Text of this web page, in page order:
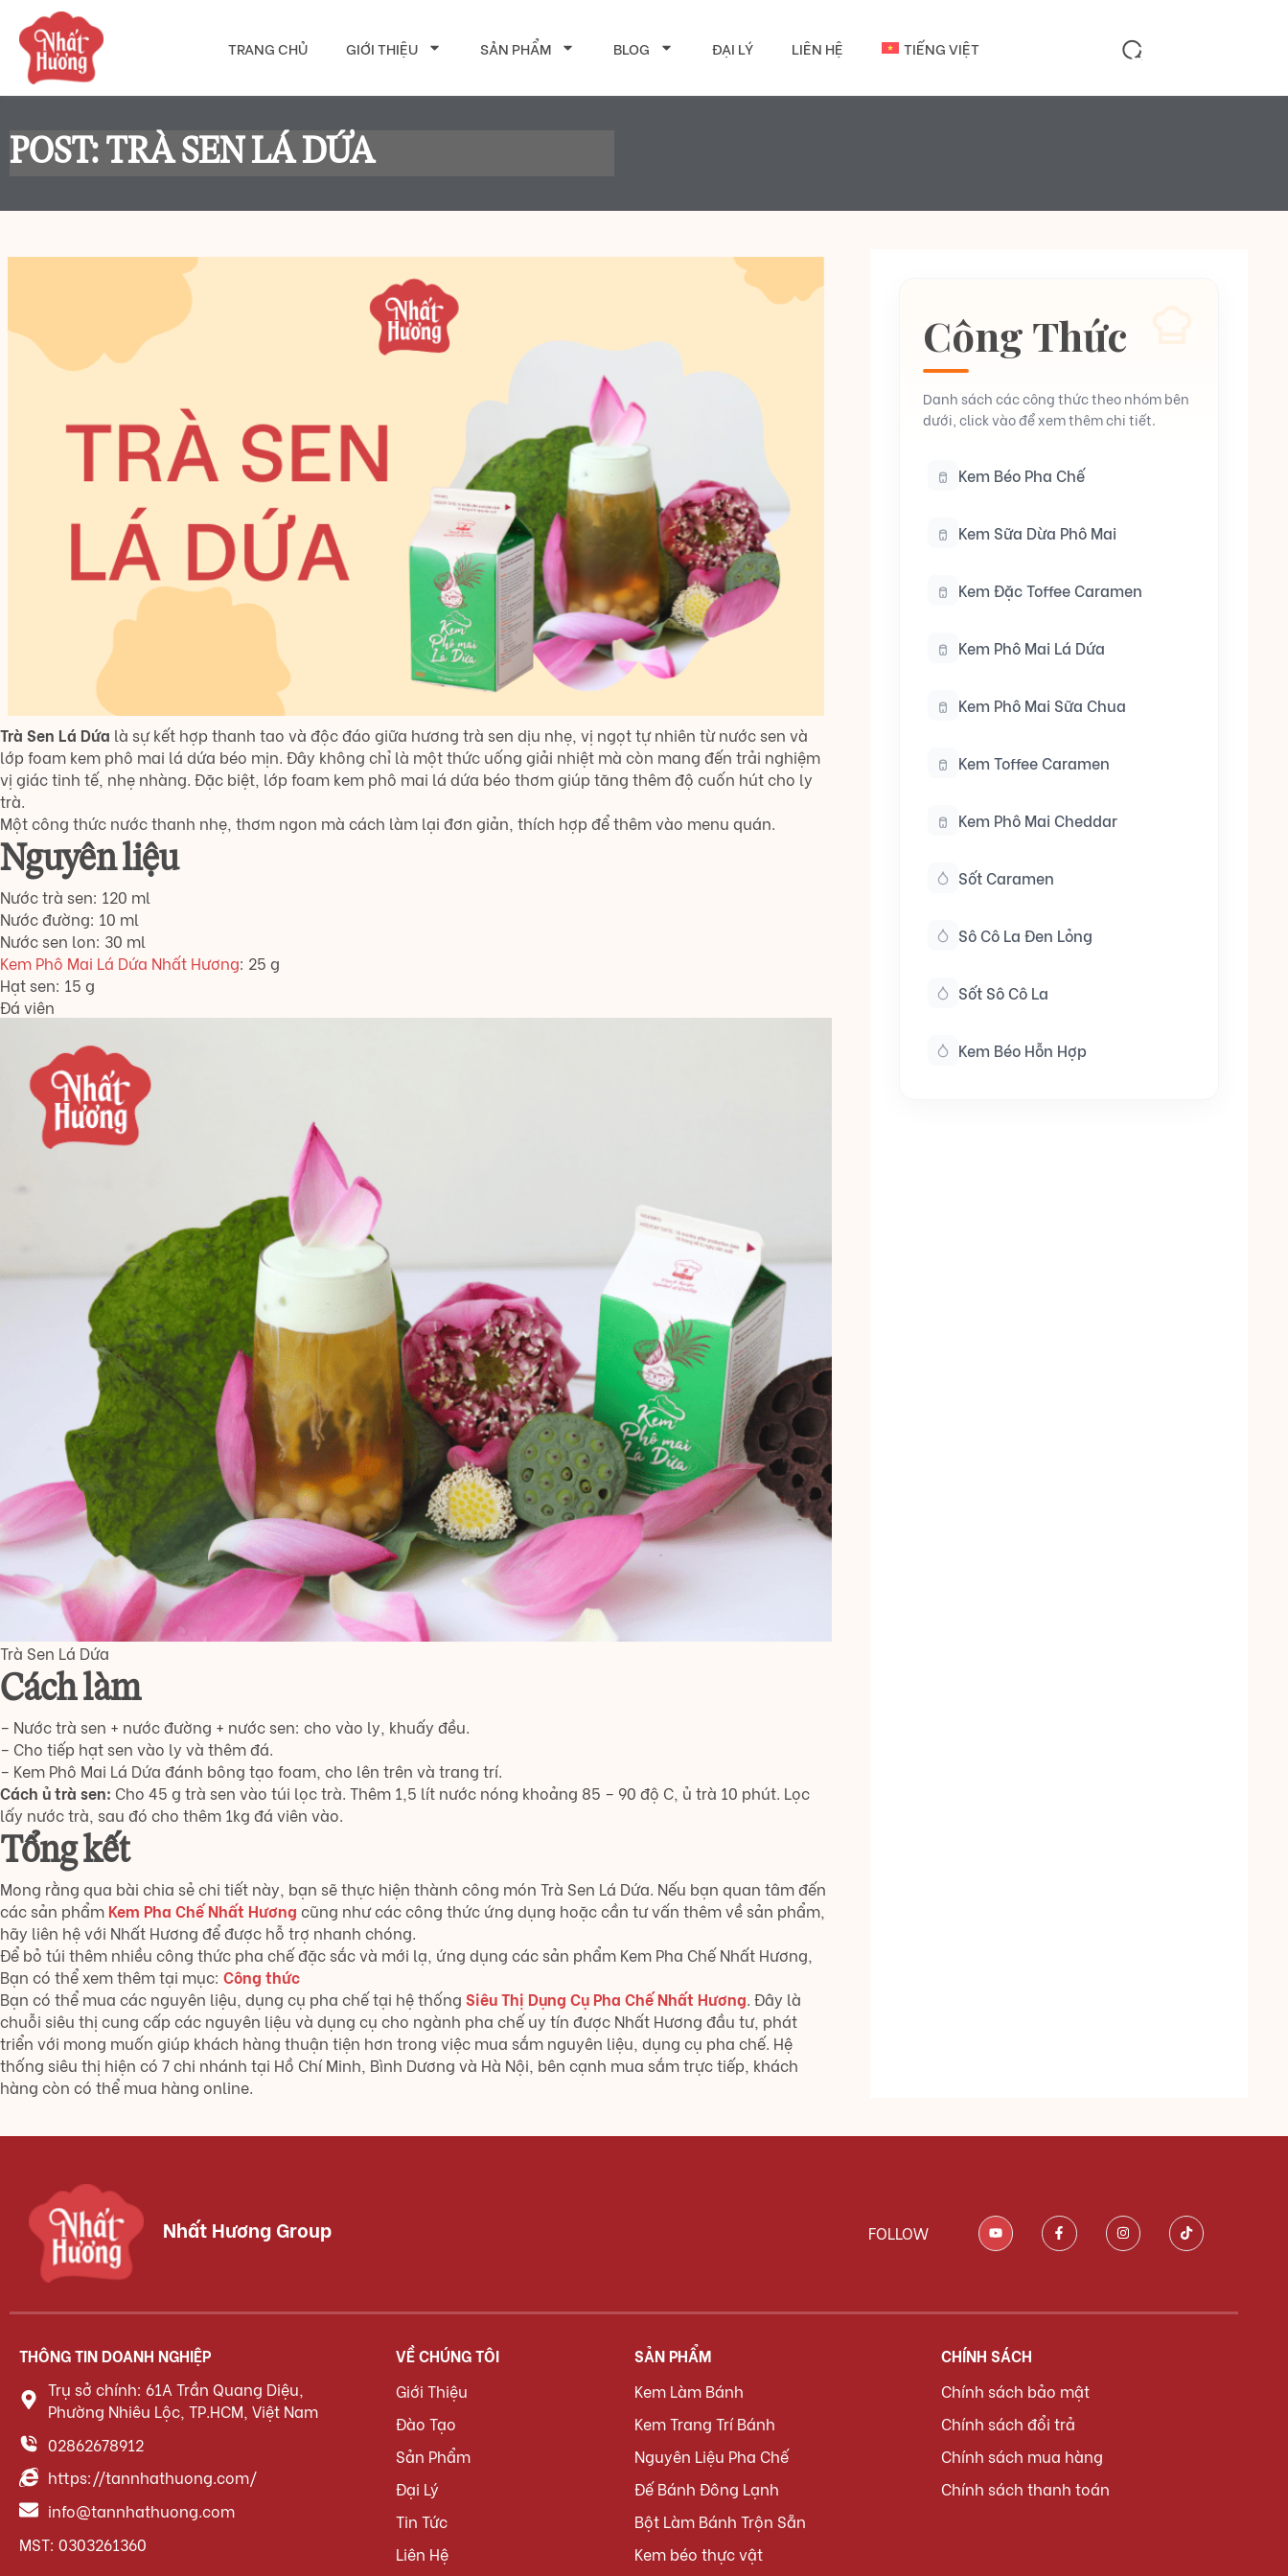
TRANG CHỦ GIỚI THIỆU SẢN PHẨM BLOG ĐẠI LÝ LIÊN HỆ TIẾNG VIỆT
POST: TRÀ SEN LÁ DỨA
Trà Sen Lá Dứa là sự kết hợp thanh tao và độc đáo giữa hương trà sen dịu nhẹ, vị ngọt tự nhiên từ nước sen và
lớp foam kem phô mai lá dứa béo mịn. Đây không chỉ là một thức uống giải nhiệt mà còn mang đến trải nghiệm
vị giác tinh tế, nhẹ nhàng. Đặc biệt, lớp foam kem phô mai lá dứa béo thơm giúp tăng thêm độ cuốn hút cho ly
trà.
Một công thức nước thanh nhẹ, thơm ngon mà cách làm lại đơn giản, thích hợp để thêm vào menu quán.
Nguyên liệu
Nước trà sen: 120 ml
Nước đường: 10 ml
Nước sen lon: 30 ml
Kem Phô Mai Lá Dứa Nhất Hương: 25 g
Hạt sen: 15 g
Đá viên
Trà Sen Lá Dứa
Cách làm
– Nước trà sen + nước đường + nước sen: cho vào ly, khuấy đều.
– Cho tiếp hạt sen vào ly và thêm đá.
– Kem Phô Mai Lá Dứa đánh bông tạo foam, cho lên trên và trang trí.
Cách ủ trà sen: Cho 45 g trà sen vào túi lọc trà. Thêm 1,5 lít nước nóng khoảng 85 – 90 độ C, ủ trà 10 phút. Lọc
lấy nước trà, sau đó cho thêm 1kg đá viên vào.
Tổng kết
Mong rằng qua bài chia sẻ chi tiết này, bạn sẽ thực hiện thành công món Trà Sen Lá Dứa. Nếu bạn quan tâm đến
các sản phẩm Kem Pha Chế Nhất Hương cũng như các công thức ứng dụng hoặc cần tư vấn thêm về sản phẩm,
hãy liên hệ với Nhất Hương để được hỗ trợ nhanh chóng.
Để bỏ túi thêm nhiều công thức pha chế đặc sắc và mới lạ, ứng dụng các sản phẩm Kem Pha Chế Nhất Hương,
Bạn có thể xem thêm tại mục: Công thức
Bạn có thể mua các nguyên liệu, dụng cụ pha chế tại hệ thống Siêu Thị Dụng Cụ Pha Chế Nhất Hương. Đây là
chuỗi siêu thị cung cấp các nguyên liệu và dụng cụ cho ngành pha chế uy tín được Nhất Hương đầu tư, phát
triển với mong muốn giúp khách hàng thuận tiện hơn trong việc mua sắm nguyên liệu, dụng cụ pha chế. Hệ
thống siêu thị hiện có 7 chi nhánh tại Hồ Chí Minh, Bình Dương và Hà Nội, bên cạnh mua sắm trực tiếp, khách
hàng còn có thể mua hàng online.
Công Thức
Danh sách các công thức theo nhóm bên
dưới, click vào để xem thêm chi tiết.
Kem Béo Pha Chế
Kem Sữa Dừa Phô Mai
Kem Đặc Toffee Caramen
Kem Phô Mai Lá Dứa
Kem Phô Mai Sữa Chua
Kem Toffee Caramen
Kem Phô Mai Cheddar
Sốt Caramen
Sô Cô La Đen Lỏng
Sốt Sô Cô La
Kem Béo Hỗn Hợp
Nhất Hương Group FOLLOW
THÔNG TIN DOANH NGHIỆP
Trụ sở chính: 61A Trần Quang Diệu,
Phường Nhiêu Lộc, TP.HCM, Việt Nam
02862678912
https://tannhathuong.com/
info@tannhathuong.com
MST: 0303261360
VỀ CHÚNG TÔI
Giới Thiệu
Đào Tạo
Sản Phẩm
Đại Lý
Tin Tức
Liên Hệ
SẢN PHẨM
Kem Làm Bánh
Kem Trang Trí Bánh
Nguyên Liệu Pha Chế
Đế Bánh Đông Lạnh
Bột Làm Bánh Trộn Sẵn
Kem béo thực vật
CHÍNH SÁCH
Chính sách bảo mật
Chính sách đổi trả
Chính sách mua hàng
Chính sách thanh toán